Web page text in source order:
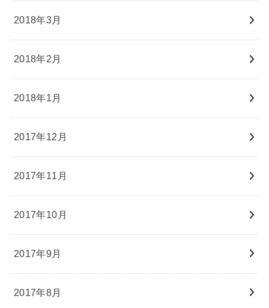
2018年3月
2018年2月
2018年1月
2017年12月
2017年11月
2017年10月
2017年9月
2017年8月